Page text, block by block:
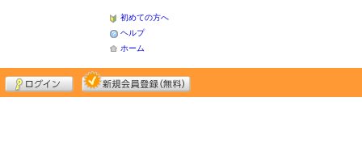
初めての方へ
ヘルプ
ホーム